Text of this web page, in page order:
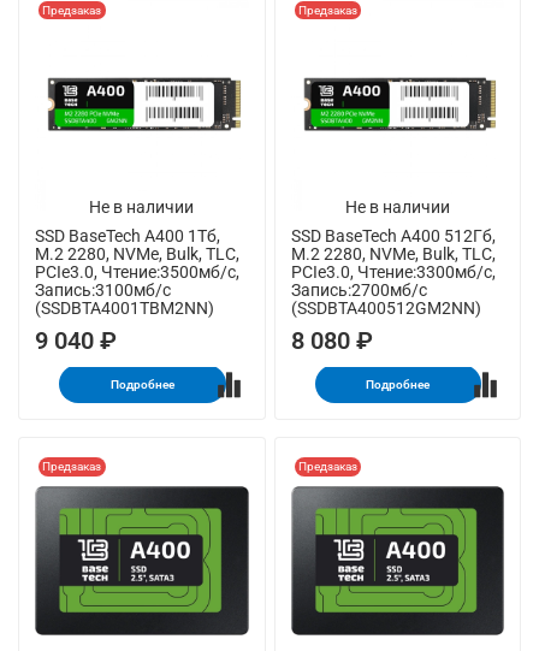
Не в наличии
Предзаказ
SSD BaseTech A400 1Тб,
M.2 2280, NVMe, Bulk, TLC,
PCIe3.0, Чтение:3500мб/с,
Запись:3100мб/с
(SSDBTA4001TBM2NN)
9 040 ₽
Подробнее
Не в наличии
Предзаказ
SSD BaseTech A400 512Гб,
M.2 2280, NVMe, Bulk, TLC,
PCIe3.0, Чтение:3300мб/с,
Запись:2700мб/с
(SSDBTA400512GM2NN)
8 080 ₽
Подробнее
Предзаказ Предзаказ